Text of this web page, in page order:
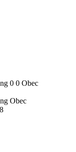
0 0 Obec
Obec